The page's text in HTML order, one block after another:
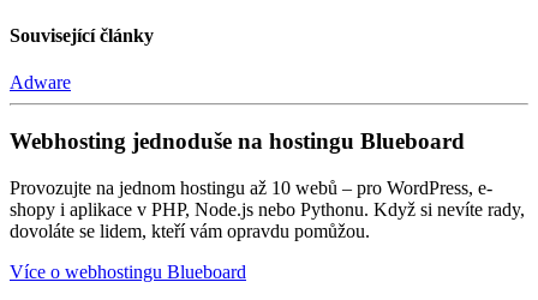
Související články
Adware
Webhosting jednoduše na hostingu Blueboard
Provozujte na jednom hostingu až 10 webů – pro WordPress, e-
shopy i aplikace v PHP, Node.js nebo Pythonu. Když si nevíte rady,
dovoláte se lidem, kteří vám opravdu pomůžou.
Více o webhostingu Blueboard